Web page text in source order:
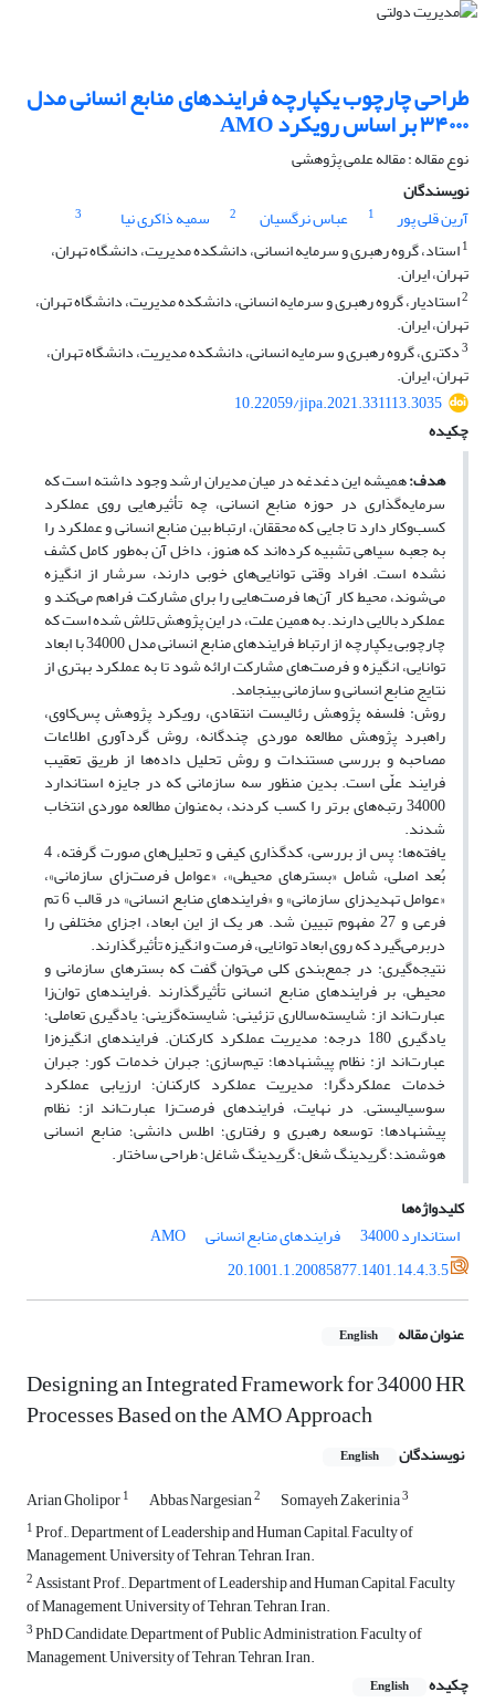
طراحی چارچوب یکپارچه فرایندهای منابع انسانی مدل
۳۴۰۰۰ بر اساس رویکرد AMO
نوع مقاله : مقاله علمی پژوهشی
نویسندگان
آرین قلی پور
1 عباس نرگسیان 2 سمیه ذاکری نیا
3
1استاد، گروه رهبری و سرمایه انسانی، دانشکده مدیریت، دانشگاه تهران،
تهران، ایران.
2استادیار، گروه رهبری و سرمایه انسانی، دانشکده مدیریت، دانشگاه تهران،
تهران، ایران.
3دکتری، گروه رهبری و سرمایه انسانی، دانشکده مدیریت، دانشگاه تهران،
تهران، ایران.
10.22059/jipa.2021.331113.3035
چکیده
هدف:همیشه این دغدغه در میان مدیران ارشد وجود داشته است که
سرمایه‌گذاری در حوزه منابع انسانی، چه تأثیرهایی روی عملکرد
کسب‌وکار دارد تا جایی که محققان، ارتباط بین منابع انسانی و عملکرد را
به جعبه سیاهی تشبیه کرده‌اند که هنوز، داخل آن به‌طور کامل کشف
نشده است. افراد وقتی توانایی‌های خوبی دارند، سرشار از انگیزه
می‌شوند، محیط کار آن‌ها فرصت‌هایی را برای مشارکت فراهم می‌کند و
عملکرد بالایی دارند. به همین علت، در این پژوهش تلاش شده است که
چارچوبی یکپارچه از ارتباط فرایندهای منابع انسانی مدل 34000 با ابعاد
توانایی، انگیزه و فرصت‌های مشارکت ارائه شود تا به عملکرد بهتری از
نتایج منابع انسانی و سازمانی بینجامد.
روش: فلسفه پژوهش رئالیست انتقادی، رویکرد پژوهش پس‌کاوی،
راهبرد پژوهش مطالعه موردی چندگانه، روش گردآوری اطلاعات
مصاحبه و بررسی مستندات و روش تحلیل داده‌ها از طریق تعقیب
فرایند علّی است. بدین منظور سه سازمانی که در جایزه استاندارد
34000 رتبه‌های برتر را کسب کردند، به‌عنوان مطالعه موردی انتخاب
شدند.
یافته‌ها: پس از بررسی، کدگذاری کیفی و تحلیل‌های صورت گرفته، 4
بُعد اصلی، شامل «بسترهای محیطی»، «عوامل فرصت‌زای سازمانی»،
«عوامل تهدیدزای سازمانی» و «فرایندهای منابع انسانی» در قالب 6 تم
فرعی و 27 مفهوم تبیین شد. هر یک از این ابعاد، اجزای مختلفی را
دربرمی‌گیرد که روی ابعاد توانایی، فرصت و انگیزه تأثیرگذارند.
نتیجه‌گیری: در جمع‌بندی کلی می‌توان گفت که بسترهای سازمانی و
محیطی، بر فرایندهای منابع انسانی تأثیرگذارند .فرایندهای توان‌زا
عبارت‌اند از: شایسته‌سالاری تزئینی؛ شایسته‌گزینی؛ یادگیری تعاملی؛
یادگیری 180 درجه؛ مدیریت عملکرد کارکنان. فرایندهای انگیزه‌زا
عبارت‌اند از: نظام پیشنهادها؛ تیم‌سازی؛ جبران خدمات کور؛ جبران
خدمات عملکردگرا؛ مدیریت عملکرد کارکنان؛ ارزیابی عملکرد
سوسیالیستی. در نهایت، فرایندهای فرصت‌زا عبارت‌اند از: نظام
پیشنهادها؛ توسعه رهبری و رفتاری؛ اطلس دانشی؛ منابع انسانی
هوشمند؛ گریدینگ شغل؛ گریدینگ شاغل؛ طراحی ساختار.
کلیدواژه‌ها
استاندارد 34000
فرایندهای منابع انسانی
AMO
20.1001.1.20085877.1401.14.4.3.5
عنوان مقاله English
Designing an Integrated Framework for 34000 HR
Processes Based on the AMO Approach
نویسندگان English
Arian Gholipor1 Abbas Nargesian2 Somayeh Zakerinia3
1Prof., Department of Leadership and Human Capital, Faculty of
Management, University of Tehran, Tehran, Iran.
2Assistant Prof., Department of Leadership and Human Capital, Faculty
of Management, University of Tehran, Tehran, Iran.
3PhD Candidate, Department of Public Administration, Faculty of
Management, University of Tehran, Tehran, Iran.
چکیده
English